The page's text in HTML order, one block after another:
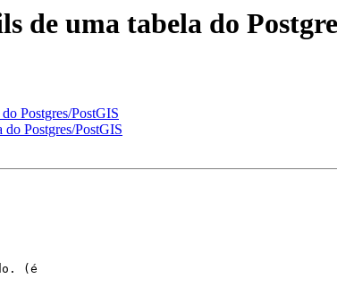
de uma tabela do
Postgres/PostGIS
Postgres/PostGIS
(é